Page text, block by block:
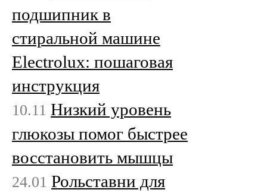
подшипник в
стиральной машине
Electrolux: пошаговая
инструкция
10.11 Низкий уровень
глюкозы помог быстрее
восстановить мышцы
24.01 Рольставни для